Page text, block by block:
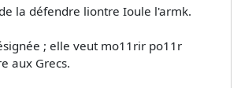
la défendre liontre Ioule l'armk.
; elle veut mo11rir po11r
aux Grecs.